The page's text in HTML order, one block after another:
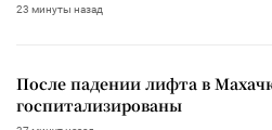
23 минуты назад
После падении лифта в
госпитализированы